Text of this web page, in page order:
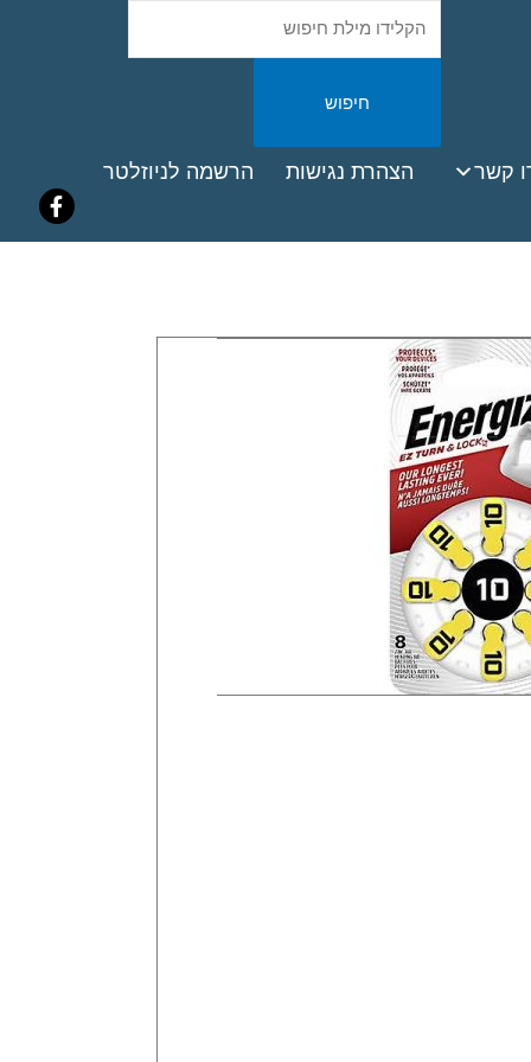
באתר
קשר הצהרת נגישות
הרשמה לניוזלטר